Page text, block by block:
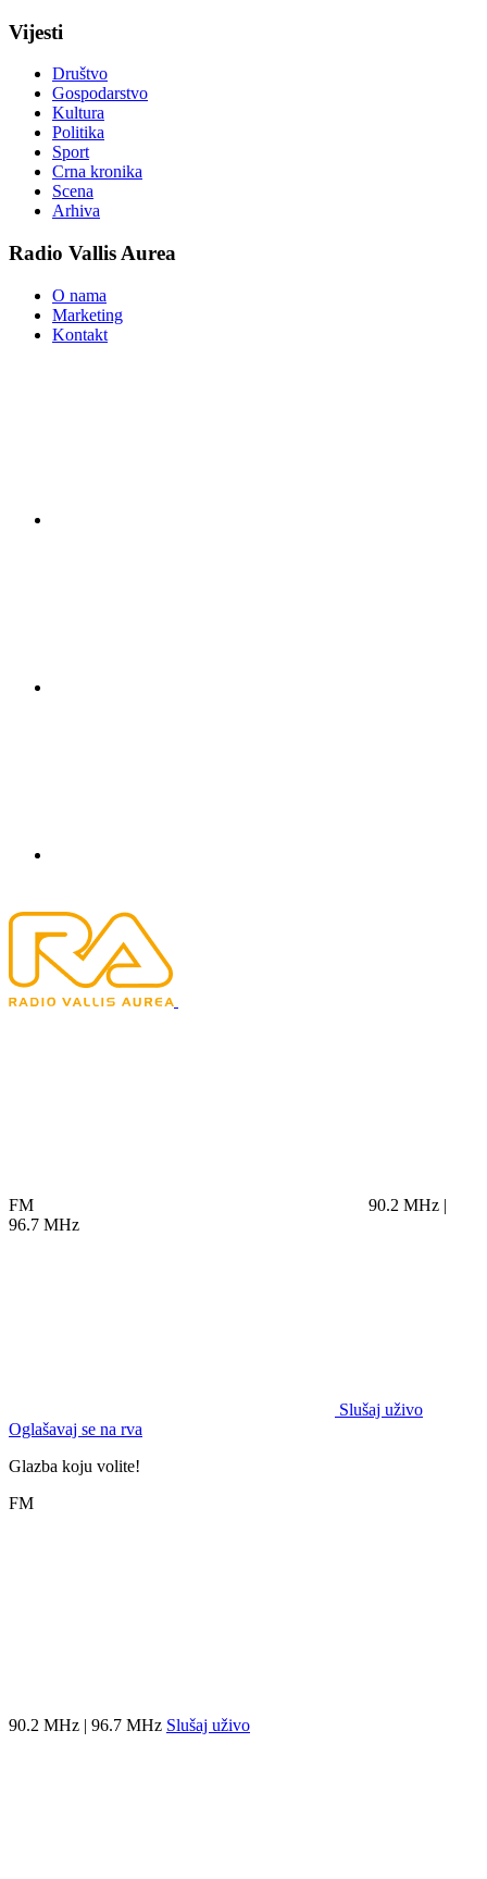
Vijesti
Društvo
Gospodarstvo
Kultura
Politika
Sport
Crna kronika
Scena
Arhiva
Radio Vallis Aurea
O nama
Marketing
Kontakt
FM
90.2 MHz |
96.7 MHz
Slušaj uživo
Oglašavaj se na rva
Glazba koju volite!
FM
90.2 MHz | 96.7 MHz Slušaj uživo